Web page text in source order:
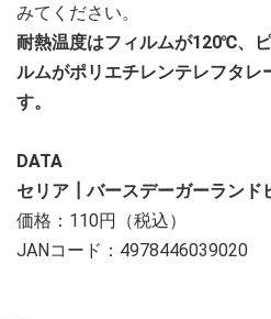
みてください。
耐熱温度はフィルムが120℃、
ルムがポリエチレンテレフタ
す。
DATA
セリア┃バースデーガーランド
価格：110円（税込）
JANコード：4978446039020